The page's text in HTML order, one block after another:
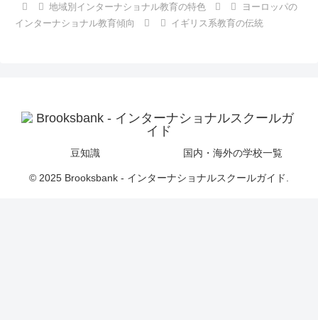
地域別インターナショナル教育の特色
ヨーロッパの
インターナショナル教育傾向
イギリス系教育の伝統
豆知識 国内・海外の学校一覧
© 2025 Brooksbank - インターナショナルスクールガイド.